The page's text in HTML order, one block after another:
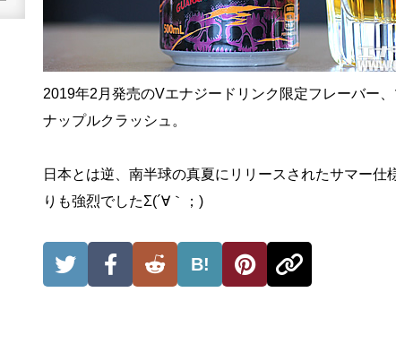
2019年2月発売のVエナジードリンク限定フレーバー
ナップルクラッシュ。
日本とは逆、南半球の真夏にリリースされたサマー仕
りも強烈でしたΣ(´∀｀；)
B!